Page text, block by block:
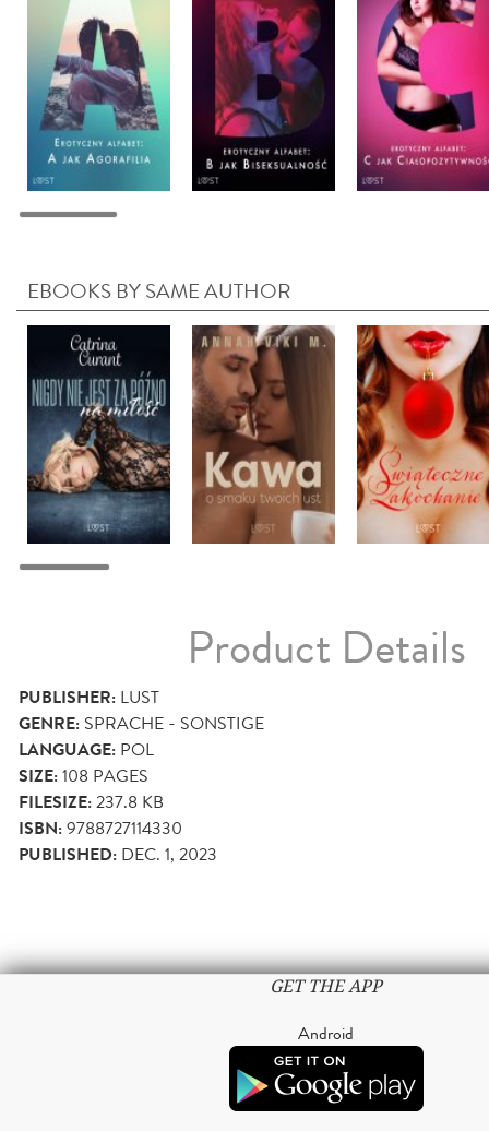
EBOOKS BY SAME AUTHOR
Product Details
PUBLISHER: LUST
GENRE: SPRACHE - SONSTIGE
LANGUAGE: POL
SIZE:108 PAGES
FILESIZE:237.8 KB
ISBN:9788727114330
PUBLISHED: DEC. 1, 2023
GET THE APP
Android